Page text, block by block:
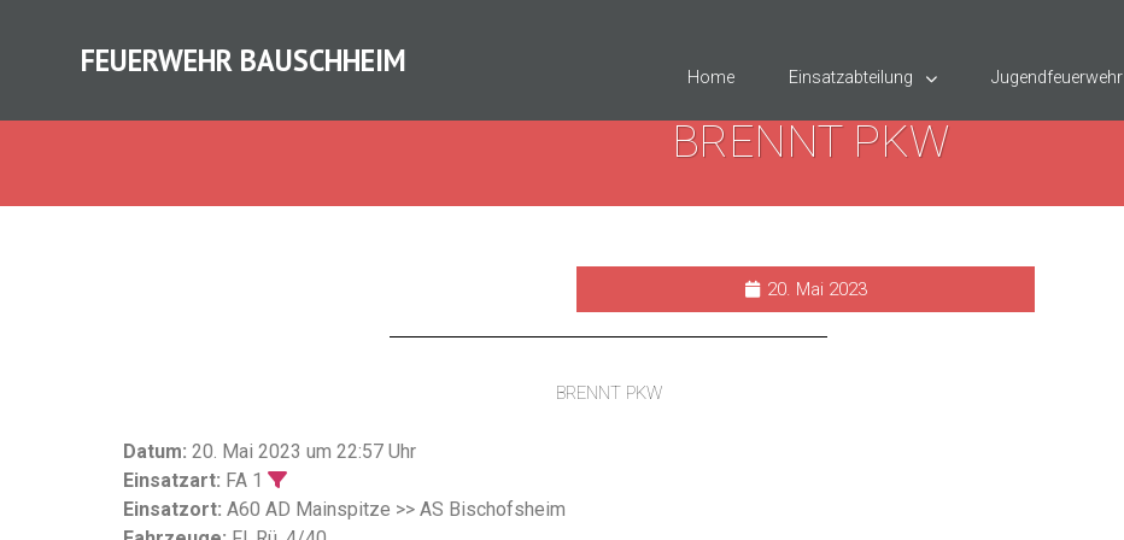
FEUERWEHR BAUSCHHEIM Home Einsatzabteilung Jugendfeuerwehr
BRENNT PKW
20. Mai 2023
BRENNT PKW
Datum: 20. Mai 2023 um 22:57 Uhr
Einsatzart: FA 1
Einsatzort: A60 AD Mainspitze >> AS Bischofsheim